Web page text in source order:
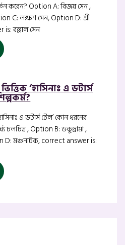
করেন? Option A: বিজয় সেন ,
C: লক্ষণ সেন, Option D: শ্রী
বল্লাল সেন
‘হাসিনাঃ এ ডটার্স
এ ডটার্স টেল’ কোন ধরনের
চলচিত্র , Option B: ডকুড্রামা ,
D: মঞ্চনাটক, correct answer is: